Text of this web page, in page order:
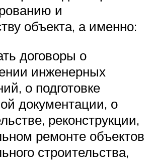
и
объекта, а именно:
договоры о
инженерных
о подготовке
документации, о
реконструкции,
ремонте объектов
строительства,